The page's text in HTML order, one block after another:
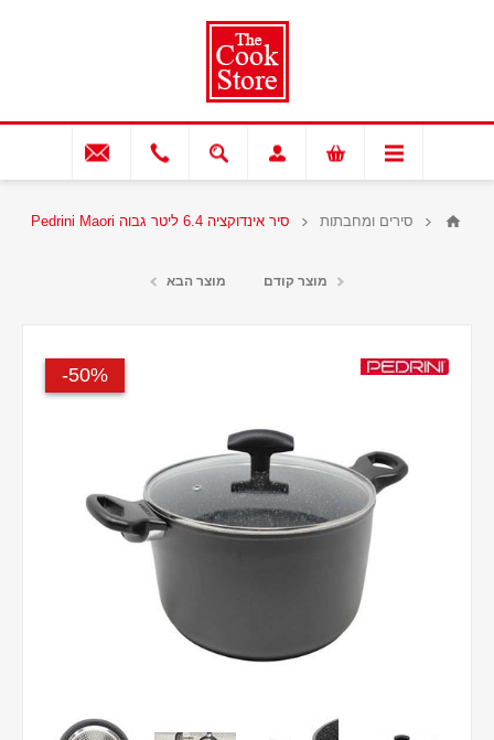
סירים ומחבתות סיר אינדוקציה 6.4 ליטר גבוה Pedrini Maori
מוצר קודם מוצר הבא
50%-